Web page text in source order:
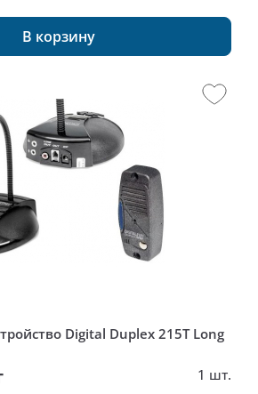
В корзину
Digital Duplex 215Т Long
1 шт.